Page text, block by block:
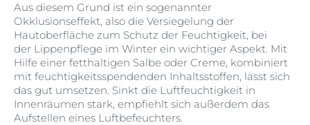
Aus diesem Grund ist ein sogenannter
Okklusionseffekt, also die Versiegelung der
Hautoberfläche zum Schutz der Feuchtigkeit, bei
der Lippenpflege im Winter ein wichtiger Aspekt. Mit
Hilfe einer fetthaltigen Salbe oder Creme, kombiniert
mit feuchtigkeitsspendenden Inhaltsstoffen, lässt sich
das gut umsetzen. Sinkt die Luftfeuchtigkeit in
Innenräumen stark, empfiehlt sich außerdem das
Aufstellen eines Luftbefeuchters.